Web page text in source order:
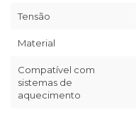
Tensão
Material
Compatível com
sistemas de
aquecimento